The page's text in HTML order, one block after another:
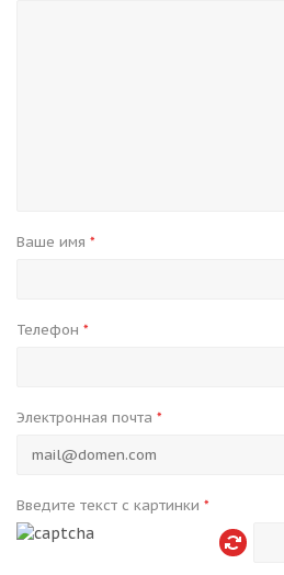
Ваше имя *
Телефон *
Электронная почта *
Введите текст с картинки *